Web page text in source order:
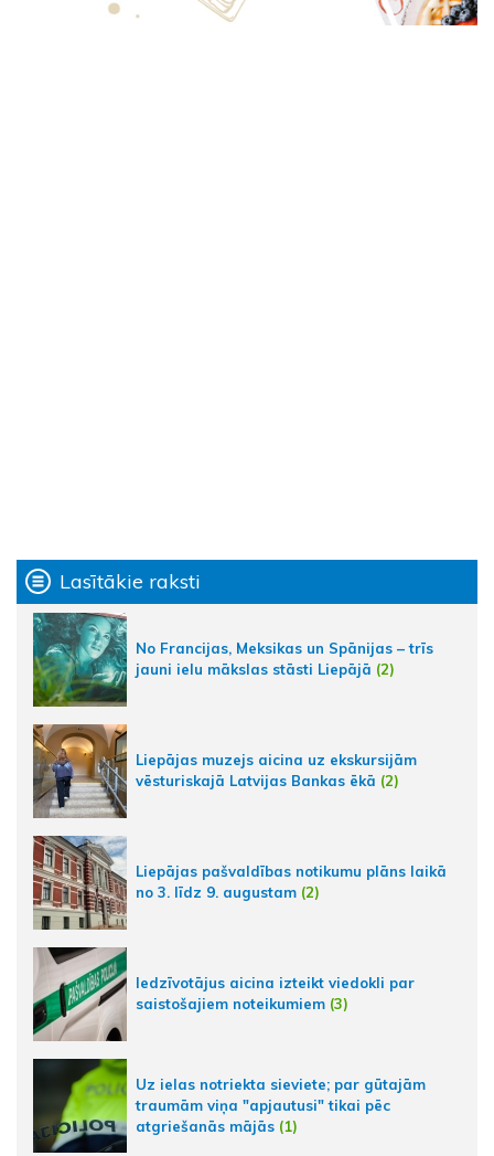
Lasītākie raksti
No Francijas, Meksikas un Spānijas – trīs
jauni ielu mākslas stāsti Liepājā (2)
Liepājas muzejs aicina uz ekskursijām
vēsturiskajā Latvijas Bankas ēkā (2)
Liepājas pašvaldības notikumu plāns laikā
no 3. līdz 9. augustam (2)
Iedzīvotājus aicina izteikt viedokli par
saistošajiem noteikumiem (3)
Uz ielas notriekta sieviete; par gūtajām
traumām viņa "apjautusi" tikai pēc
atgriešanās mājās (1)